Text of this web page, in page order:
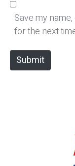
b
Save my
for the next
Submit